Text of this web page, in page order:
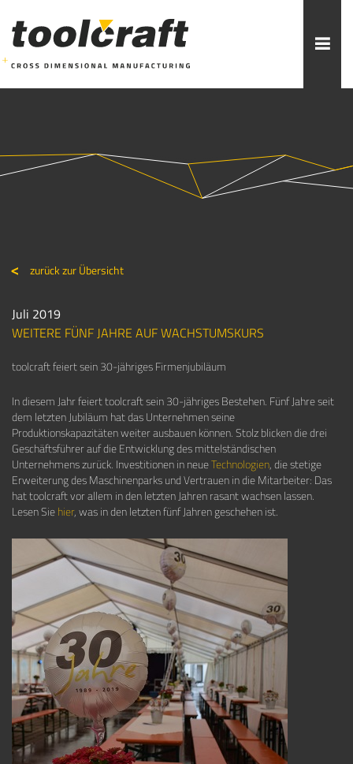
zurück zur Übersicht
Juli 2019
WEITERE FÜNF JAHRE AUF WACHSTUMSKURS
toolcraft feiert sein 30-jähriges Firmenjubiläum
In diesem Jahr feiert toolcraft sein 30-jähriges Bestehen. Fünf Jahre seit
dem letzten Jubiläum hat das Unternehmen seine
Produktionskapazitäten weiter ausbauen können. Stolz blicken die drei
Geschäftsführer auf die Entwicklung des mittelständischen
Unternehmens zurück. Investitionen in neueTechnologien, die stetige
Erweiterung des Maschinenparks und Vertrauen in die Mitarbeiter: Das
hat toolcraft vor allem in den letzten Jahren rasant wachsen lassen.
Lesen Siehier, was in den letzten fünf Jahren geschehen ist.
ADDITIVE FERTIGUNG ROBOTIK ZERSPANUNG
STELLENANGEBOTE